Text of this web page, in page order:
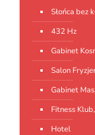
Słońca bez
432 Hz
Gabinet
Salon
Gabinet
Fitness
Hotel